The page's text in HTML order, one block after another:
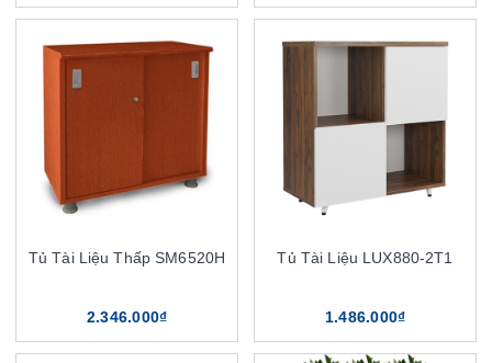
Tủ Tài Liệu Thấp SM6520H
2.346.000₫
Tủ Tài Liệu LUX880-2T1
1.486.000₫